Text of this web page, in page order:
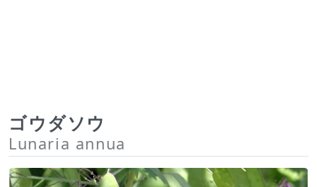
ゴウダソウ
Lunaria annua